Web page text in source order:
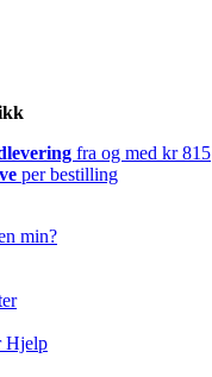
fra og med kr 815
per bestilling
min?
Hjelp